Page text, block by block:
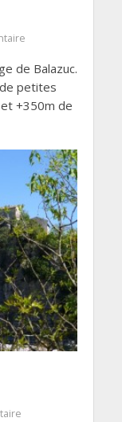
de Balazuc.
petites
+350m de